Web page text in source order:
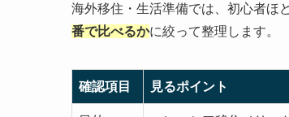
海外移住・生活準備では、初心者ほ
番で比べるかに絞って整理します。
確認項目 見るポイント